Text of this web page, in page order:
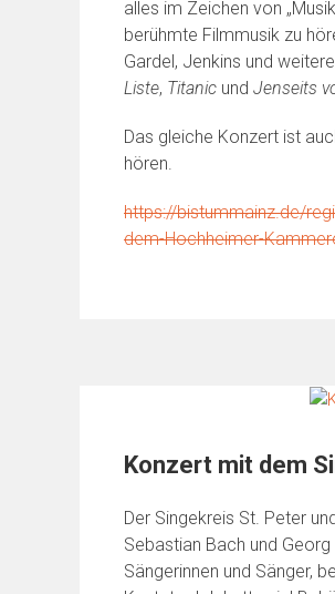
alles im Zeichen von
berühmte Filmmusik zu
Gardel, Jenkins und
Liste, Titanic und Jenseits
Das gleiche Konzert ist
hören.
https://bistummainz.de/
dem-Hochheimer-
Konzert mit dem
Der Singekreis St. Peter
Sebastian Bach und
Sängerinnen und Sänger,